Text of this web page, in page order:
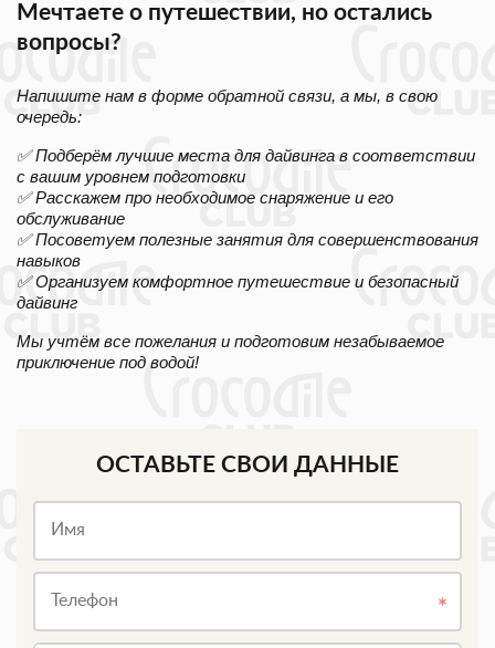
Мечтаете о путешествии, но остались
вопросы?
Напишите нам в форме обратной связи, а мы, в свою
очередь:
✅ Подберём лучшие места для дайвинга в соответствии
с вашим уровнем подготовки
✅ Расскажем про необходимое снаряжение и его
обслуживание
✅ Посоветуем полезные занятия для совершенствования
навыков
✅ Организуем комфортное путешествие и безопасный
дайвинг
Мы учтём все пожелания и подготовим незабываемое
приключение под водой!
ОСТАВЬТЕ СВОИ ДАННЫЕ
Имя
Телефон